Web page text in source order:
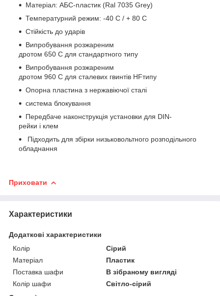
Матеріал: АБС-пластик (Ral 7035 Grey)
Температурний режим: -40 C / + 80 C
Стійкість до ударів
Випробування розжареним
дротом 650 C для стандартного типу
Випробування розжареним
дротом 960 C для сталевих гвинтів HFтипу
Опорна пластина з нержавіючої сталі
система блокування
Передбаче наконструкція установки для DIN-
рейки і клем
Підходить для збірки низьковольтного розподільного
обладнання
Приховати
Характеристики
Додаткові характеристики
Колір
Сірий
Матеріал
Пластик
Поставка шафи
В зібраному вигляді
Колір шафи
Світло-сірий